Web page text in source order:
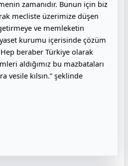
zamanıdır. Bunun için biz
mecliste üzerimize düşen
ve memleketin
kurumu içerisinde çözüm
beraber Türkiye olarak
aldığımız bu mazbataları
vesile kılsın.” şeklinde